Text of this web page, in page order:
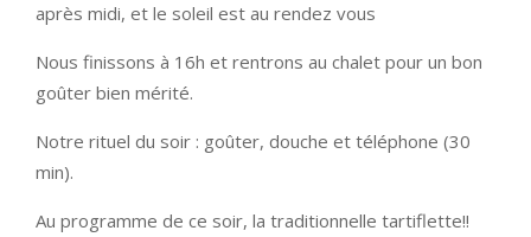
après midi, et le soleil est au rendez vous
Nous finissons à 16h et rentrons au chalet pour un bon
goûter bien mérité.
Notre rituel du soir : goûter, douche et téléphone (30
min).
Au programme de ce soir, la traditionnelle tartiflette!!